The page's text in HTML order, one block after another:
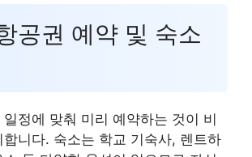
공권 예약 및 숙소
정에 맞춰 미리 예약하는 것이 비
합니다. 숙소는 학교 기숙사, 렌트하